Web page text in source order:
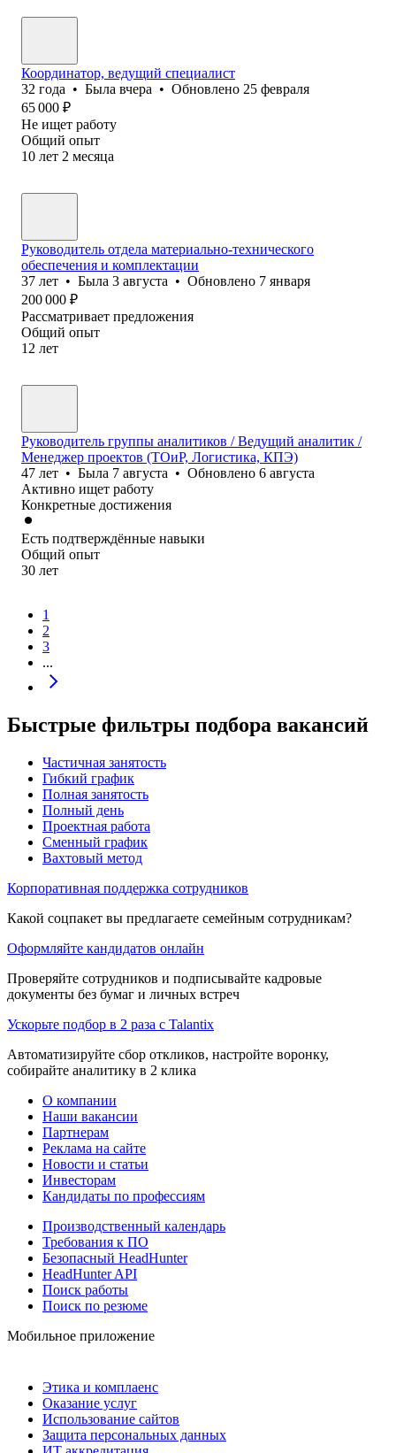
Координатор, ведущий специалист
32 года • Была вчера • Обновлено 25 февраля
65 000 ₽
Не ищет работу
Общий опыт
10 лет 2 месяца
Руководитель отдела материально-технического
обеспечения и комплектации
37 лет • Была 3 августа • Обновлено 7 января
200 000 ₽
Рассматривает предложения
Общий опыт
12 лет
Руководитель группы аналитиков / Ведущий аналитик /
Менеджер проектов (ТОиР, Логистика, КПЭ)
47 лет • Была 7 августа • Обновлено 6 августа
Активно ищет работу
Конкретные достижения
Есть подтверждённые навыки
Общий опыт
30 лет
1
2
3
...
Быстрые фильтры подбора вакансий
Частичная занятость
Гибкий график
Полная занятость
Полный день
Проектная работа
Сменный график
Вахтовый метод
Корпоративная поддержка сотрудников
Какой соцпакет вы предлагаете семейным сотрудникам?
Оформляйте кандидатов онлайн
Проверяйте сотрудников и подписывайте кадровые
документы без бумаг и личных встреч
Ускорьте подбор в 2 раза с Talantix
Автоматизируйте сбор откликов, настройте воронку,
собирайте аналитику в 2 клика
О компании
Наши вакансии
Партнерам
Реклама на сайте
Новости и статьи
Инвесторам
Кандидаты по профессиям
Производственный календарь
Требования к ПО
Безопасный HeadHunter
HeadHunter API
Поиск работы
Поиск по резюме
Мобильное приложение
Этика и комплаенс
Оказание услуг
Использование сайтов
Защита персональных данных